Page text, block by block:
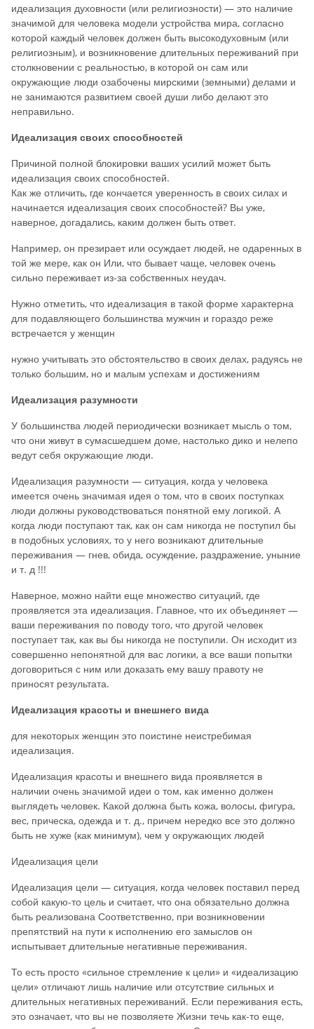
идеализация духовности (или религиозности) — это наличие
значимой для человека модели устройства мира, согласно
которой каждый человек должен быть высокодуховным (или
религиозным), и возникновение длительных переживаний при
столкновении с реальностью, в которой он сам или
окружающие люди озабочены мирскими (земными) делами и
не занимаются развитием своей души либо делают это
неправильно.
Идеализация своих способностей
Причиной полной блокировки ваших усилий может быть
идеализация своих способностей.
Как же отличить, где кончается уверенность в своих силах и
начинается идеализация своих способностей? Вы уже,
наверное, догадались, каким должен быть ответ.
Например, он презирает или осуждает людей, не одаренных в
той же мере, как он Или, что бывает чаще, человек очень
сильно переживает из-за собственных неудач.
Нужно отметить, что идеализация в такой форме характерна
для подавляющего большинства мужчин и гораздо реже
встречается у женщин
нужно учитывать это обстоятельство в своих делах, радуясь не
только большим, но и малым успехам и достижениям
Идеализация разумности
У большинства людей периодически возникает мысль о том,
что они живут в сумасшедшем доме, настолько дико и нелепо
ведут себя окружающие люди.
Идеализация разумности — ситуация, когда у человека
имеется очень значимая идея о том, что в своих поступках
люди должны руководствоваться понятной ему логикой. А
когда люди поступают так, как он сам никогда не поступил бы
в подобных условиях, то у него возникают длительные
переживания — гнев, обида, осуждение, раздражение, уныние
и т. д !!!
Наверное, можно найти еще множество ситуаций, где
проявляется эта идеализация. Главное, что их объединяет —
ваши переживания по поводу того, что другой человек
поступает так, как вы бы никогда не поступили. Он исходит из
совершенно непонятной для вас логики, а все ваши попытки
договориться с ним или доказать ему вашу правоту не
приносят результата.
Идеализация красоты и внешнего вида
для некоторых женщин это поистине неистребимая
идеализация.
Идеализация красоты и внешнего вида проявляется в
наличии очень значимой идеи о том, как именно должен
выглядеть человек. Какой должна быть кожа, волосы, фигура,
вес, прическа, одежда и т. д., причем нередко все это должно
быть не хуже (как минимум), чем у окружающих людей
Идеализация цели
Идеализация цели — ситуация, когда человек поставил перед
собой какую-то цель и считает, что она обязательно должна
быть реализована Соответственно, при возникновении
препятствий на пути к исполнению его замыслов он
испытывает длительные негативные переживания.
То есть просто «сильное стремление к цели» и «идеализацию
цели» отличают лишь наличие или отсутствие сильных и
длительных негативных переживаний. Если переживания есть,
это означает, что вы не позволяете Жизни течь как-то еще,